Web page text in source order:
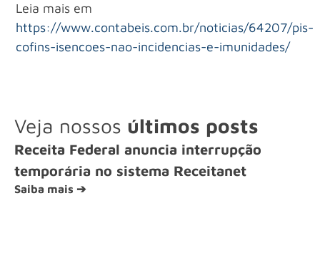
Leia mais em
https://www.contabeis.com.br/noticias/64207/pis-
cofins-isencoes-nao-incidencias-e-imunidades/
Veja nossos últimos posts
Receita Federal anuncia interrupção
temporária no sistema Receitanet
Saiba mais ➔